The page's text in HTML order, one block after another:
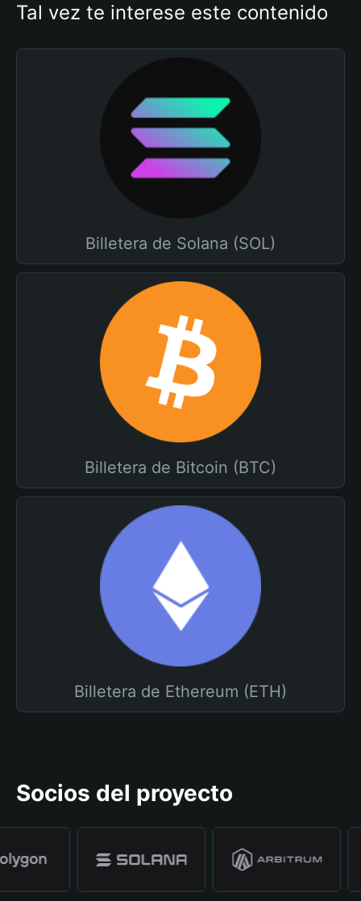
Tal vez te interese este contenido
Billetera de Solana (SOL)
Billetera de Bitcoin (BTC)
Billetera de Ethereum (ETH)
Socios del proyecto